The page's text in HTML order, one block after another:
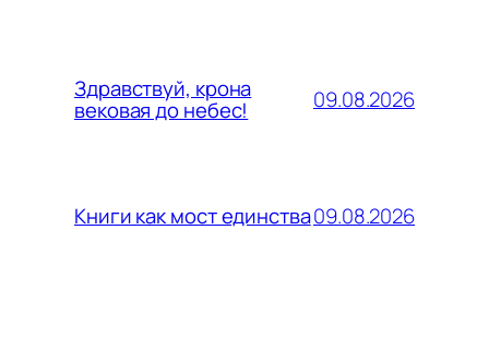
Здравствуй, крона
вековая до небес! 09.08.2026
Книги как мост единства09.08.2026